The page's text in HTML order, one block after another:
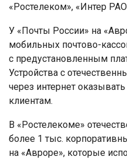
«Ростелеком», «Интер
У «Почты России» на
мобильных почтово-
с предустановленным
Устройства с
через интернет
клиентам.
В «Ростелекоме»
более 1 тыс.
на «Авроре», которые